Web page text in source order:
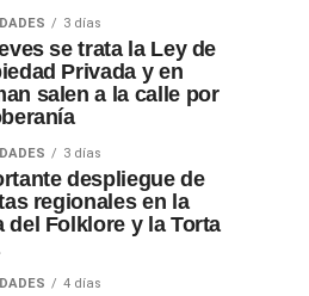
3 días
se trata la Ley de
Privada y en
salen a la calle por
3 días
despliegue de
regionales en la
del Folklore y la Torta
4 días